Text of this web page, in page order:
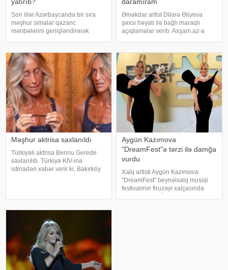
yatırıb?
Son illər Azərbaycanda bir sıra
məşhur simalar qazanc
mənbələrini genişləndirərək
restoran, kafe, geyim, gözəllik və
qida sektorunda fəaliyyət
göstərən, öz adları il
daramıram
Əməkdar artist Dilarə Əliyeva
şəxsi həyatı ilə bağlı maraqlı
açıqlamalar verib. Axşam.az-a
avtomobil idarə etmədiyini deyib.
O, sürücü ilə hərəkə
Məşhur aktrisa saxlanıldı
Türkiyəli aktrisa Bennu Gerede
saxlanılıb. Türkiyə KİV-inə
istinadən xəbər verir ki, Bakırköy
Aygün Kazımova
"DreamFest"ə tərzi ilə damğa
vurdu
Xalq artisti Aygün Kazımova
"DreamFest" beynəlxalq musiqi
festivalının firuzəyi xalçasında